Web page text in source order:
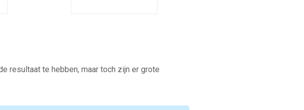
resultaat te hebben, maar toch zijn er grote